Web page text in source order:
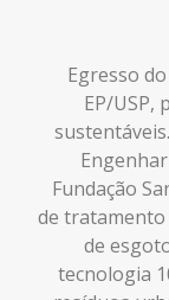
Egresso
EP/USP,
Fundação
de tratamento
de
tecnologia